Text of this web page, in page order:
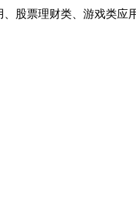
股票理财类、游戏类应